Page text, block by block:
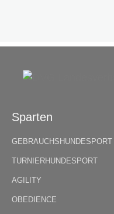
Sparten
GEBRAUCHSHUNDESPORT
TURNIERHUNDESPORT
AGILITY
OBEDIENCE